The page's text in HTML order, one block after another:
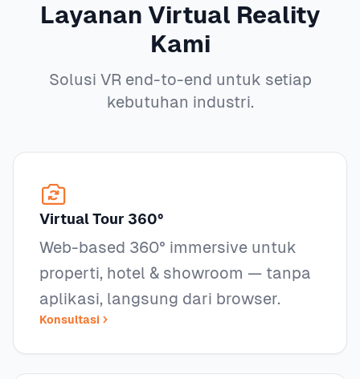
Layanan Virtual Reality
Kami
Solusi VR end-to-end untuk setiap
kebutuhan industri.
Virtual Tour 360°
Web-based 360° immersive untuk
properti, hotel & showroom — tanpa
aplikasi, langsung dari browser.
Konsultasi